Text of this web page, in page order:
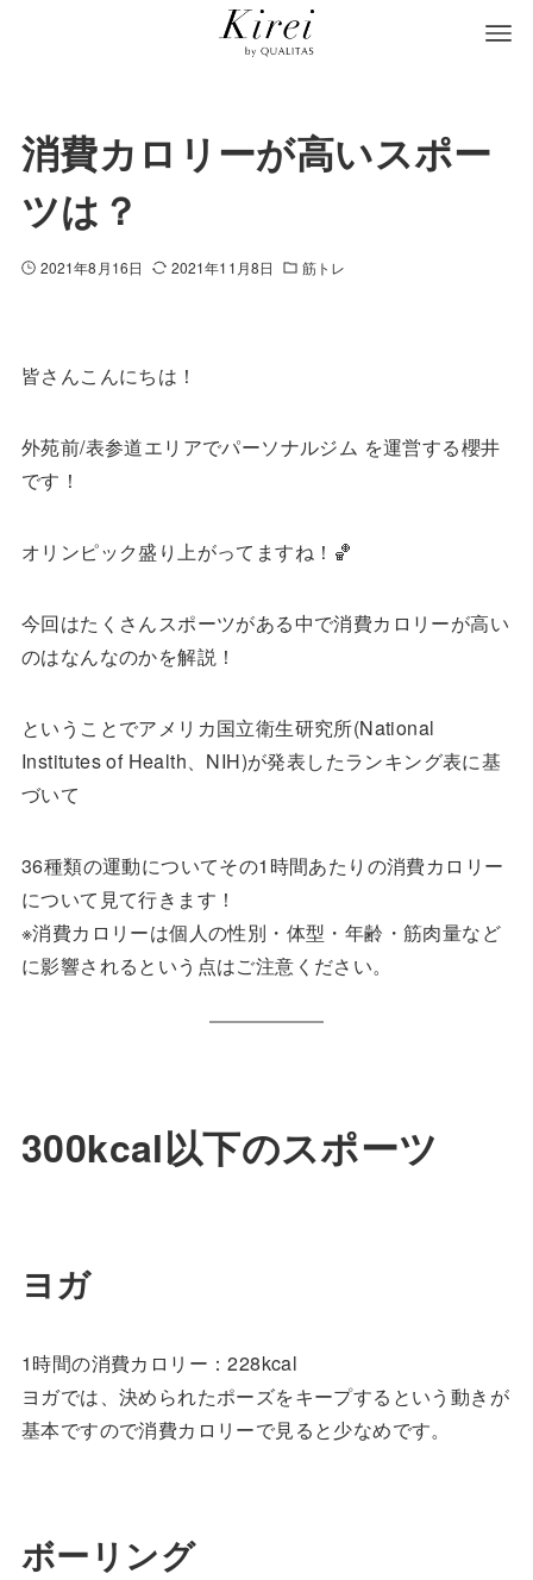
消費カロリーが高いスポー
ツは？
2021年8月16日 2021年11月8日 筋トレ
皆さんこんにちは！
外苑前/表参道エリアでパーソナルジム を運営する櫻井
です！
オリンピック盛り上がってますね！🏀
今回はたくさんスポーツがある中で消費カロリーが高い
のはなんなのかを解説！
ということでアメリカ国立衛生研究所(National
Institutes of Health、NIH)が発表したランキング表に基
づいて
36種類の運動についてその1時間あたりの消費カロリー
について見て行きます！
※消費カロリーは個人の性別・体型・年齢・筋肉量など
に影響されるという点はご注意ください。
300kcal以下のスポーツ
ヨガ
1時間の消費カロリー：228kcal
ヨガでは、決められたポーズをキープするという動きが
基本ですので消費カロリーで見ると少なめです。
ボーリング